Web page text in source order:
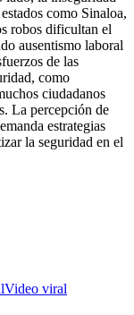
como Sinaloa,
robos dificultan el
ausentismo laboral
de las
como
ciudadanos
La percepción de
estrategias
la seguridad en el
Video viral